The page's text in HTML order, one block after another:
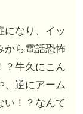
になり、イッ
から電話恐怖
？牛久にこん
、逆にアーム
い！？なんて